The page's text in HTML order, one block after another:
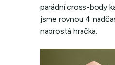
parádní cross-body
jsme rovnou 4
naprostá hračka.